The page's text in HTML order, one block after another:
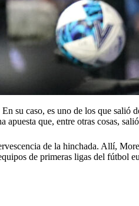
su caso, es uno de los que salió
apuesta que, entre otras cosas,
de la hinchada. Allí,
de primeras ligas del fútbol